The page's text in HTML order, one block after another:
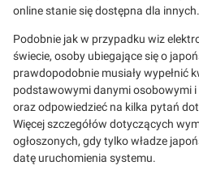
online stanie się dostępna dla innych.
Podobnie jak w przypadku wiz
świecie, osoby ubiegające się o
prawdopodobnie musiały wypełnić
podstawowymi danymi osobowymi
oraz odpowiedzieć na kilka pytań
Więcej szczegółów dotyczących
ogłoszonych, gdy tylko władze
datę uruchomienia systemu.